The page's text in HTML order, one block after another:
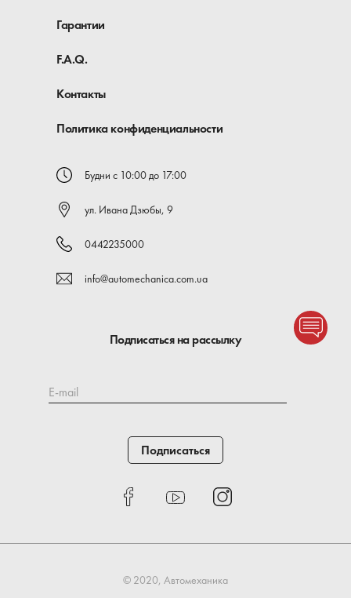
Гарантии
F.A.Q.
Контакты
Политика конфиденциальности
Будни с 10:00 до 17:00
ул. Ивана Дзюбы, 9
0442235000
info@automechanica.com.ua
Подписаться на рассылку
E-mail
Подписаться
© 2020, Автомеханика